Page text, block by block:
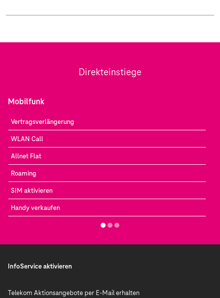
Direkteinstiege
Mobilfunk
Vertragsverlängerung
WLAN Call
Allnet Flat
Roaming
SIM aktivieren
Handy verkaufen
InfoService aktivieren
Telekom Aktionsangebote per E-Mail erhalten